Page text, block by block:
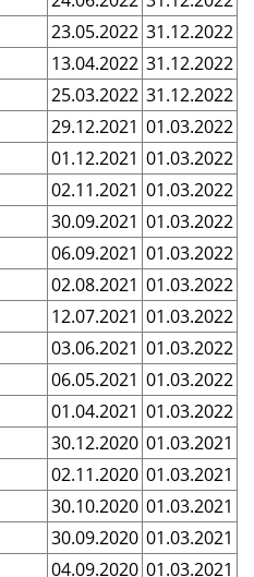
23.05.2022 31.12.2022
13.04.2022 31.12.2022
25.03.2022 31.12.2022
29.12.2021 01.03.2022
01.12.2021 01.03.2022
02.11.2021 01.03.2022
30.09.2021 01.03.2022
06.09.2021 01.03.2022
02.08.2021 01.03.2022
12.07.2021 01.03.2022
03.06.2021 01.03.2022
06.05.2021 01.03.2022
01.04.2021 01.03.2022
30.12.2020 01.03.2021
02.11.2020 01.03.2021
30.10.2020 01.03.2021
30.09.2020 01.03.2021
04.09.2020 01.03.2021